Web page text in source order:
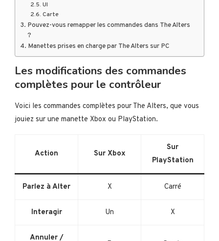
UI
Carte
Pouvez-vous remapper les commandes dans The Alters
?
Manettes prises en charge par The Alters sur PC
Les modifications des commandes
complètes pour le contrôleur
Voici les commandes complètes pour The Alters, que vous
jouiez sur une manette Xbox ou PlayStation.
Action Sur Xbox
Sur
PlayStation
Parlez à Alter X Carré
Interagir Un X
Annuler /